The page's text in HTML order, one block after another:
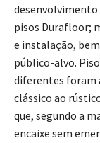
pisos Durafloor;
e instalação,
público-alvo.
diferentes foram
clássico ao
que, segundo a
encaixe sem